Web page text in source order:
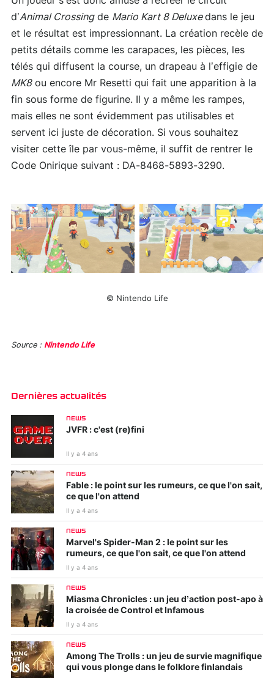
d’Animal Crossingde Mario Kart 8 Deluxedans le jeu
et le résultat est impressionnant. La création recèle de
petits détails comme les carapaces, les pièces, les
télés qui diffusent la course, un drapeau à l’effigie de
MK8ou encore Mr Resetti qui fait une apparition à la
fin sous forme de figurine. Il y a même les rampes,
mais elles ne sont évidemment pas utilisables et
servent ici juste de décoration. Si vous souhaitez
visiter cette île par vous-même, il suffit de rentrer le
Code Onirique suivant : DA-8468-5893-3290.
© Nintendo Life
Source : Nintendo Life
Dernières actualités
NEWS
JVFR : c'est (re)fini
Il y a 4 ans
NEWS
Fable : le point sur les rumeurs, ce que l'on sait,
ce que l'on attend
Il y a 4 ans
NEWS
Marvel's Spider-Man 2 : le point sur les
rumeurs, ce que l'on sait, ce que l'on attend
Il y a 4 ans
NEWS
Miasma Chronicles : un jeu d’action post-apo à
la croisée de Control et Infamous
Il y a 4 ans
NEWS
Among The Trolls : un jeu de survie magnifique
qui vous plonge dans le folklore finlandais